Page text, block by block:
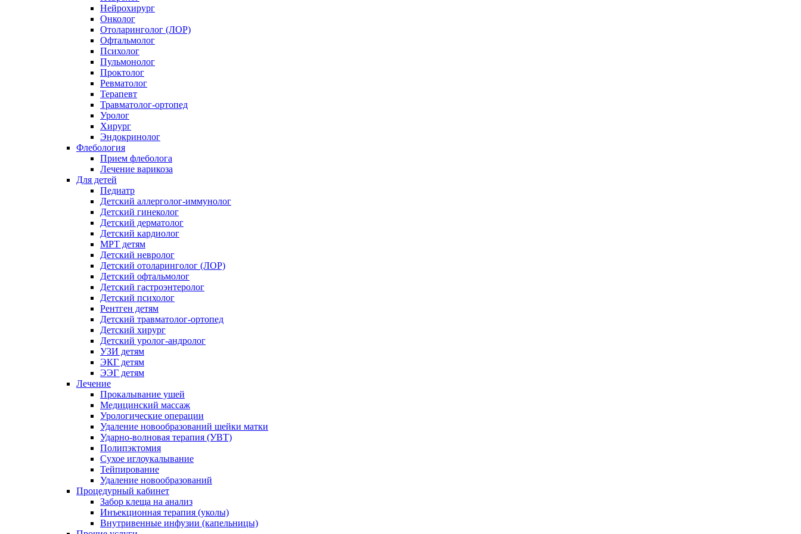
Нейрохирург
Онколог
Отоларинголог (ЛОР)
Офтальмолог
Психолог
Пульмонолог
Проктолог
Ревматолог
Терапевт
Травматолог-ортопед
Уролог
Хирург
Эндокринолог
Флебология
Прием флеболога
Лечение варикоза
Для детей
Педиатр
Детский аллерголог-иммунолог
Детский гинеколог
Детский дерматолог
Детский кардиолог
МРТ детям
Детский невролог
Детский отоларинголог (ЛОР)
Детский офтальмолог
Детский гастроэнтеролог
Детский психолог
Рентген детям
Детский травматолог-ортопед
Детский хирург
Детский уролог-андролог
УЗИ детям
ЭКГ детям
ЭЭГ детям
Лечение
Прокалывание ушей
Медицинский массаж
Урологические операции
Удаление новообразований шейки матки
Ударно-волновая терапия (УВТ)
Полипэктомия
Сухое иглоукалывание
Тейпирование
Удаление новообразований
Процедурный кабинет
Забор клеща на анализ
Инъекционная терапия (уколы)
Внутривенные инфузии (капельницы)